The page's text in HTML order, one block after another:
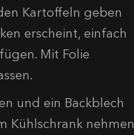
Kartoffeln geben
erscheint, einfach
Mit Folie
und ein Backblech
Kühlschrank nehmen